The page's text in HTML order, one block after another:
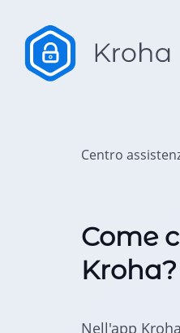
Centro
Come
Kroha?
Nell'app